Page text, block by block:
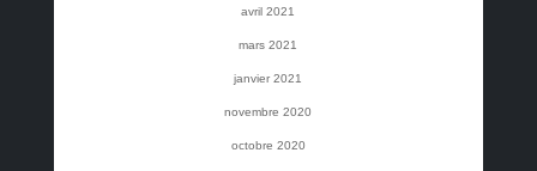
avril 2021
mars 2021
janvier 2021
novembre 2020
octobre 2020